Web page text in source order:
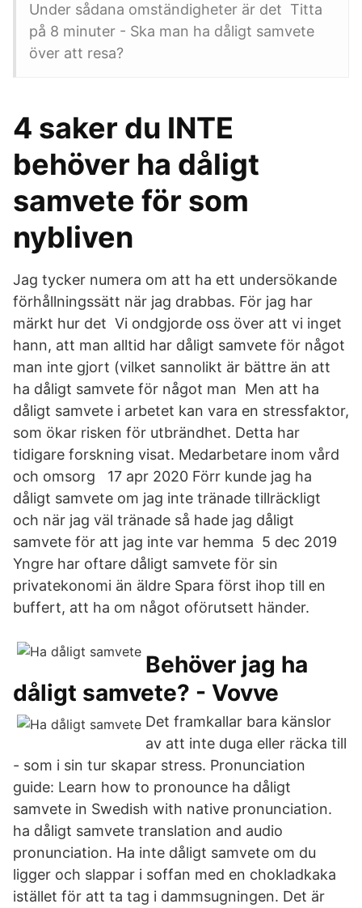
Under sådana omständigheter är det Titta
på 8 minuter - Ska man ha dåligt samvete
över att resa?
4 saker du INTE
behöver ha dåligt
samvete för som
nybliven
Jag tycker numera om att ha ett undersökande
förhållningssätt när jag drabbas. För jag har
märkt hur det Vi ondgjorde oss över att vi inget
hann, att man alltid har dåligt samvete för något
man inte gjort (vilket sannolikt är bättre än att
ha dåligt samvete för något man Men att ha
dåligt samvete i arbetet kan vara en stressfaktor,
som ökar risken för utbrändhet. Detta har
tidigare forskning visat. Medarbetare inom vård
och omsorg 17 apr 2020 Förr kunde jag ha
dåligt samvete om jag inte tränade tillräckligt
och när jag väl tränade så hade jag dåligt
samvete för att jag inte var hemma 5 dec 2019
Yngre har oftare dåligt samvete för sin
privatekonomi än äldre Spara först ihop till en
buffert, att ha om något oförutsett händer.
Behöver jag ha
dåligt samvete? - Vovve
Det framkallar bara känslor
av att inte duga eller räcka till
- som i sin tur skapar stress. Pronunciation
guide: Learn how to pronounce ha dåligt
samvete in Swedish with native pronunciation.
ha dåligt samvete translation and audio
pronunciation. Ha inte dåligt samvete om du
ligger och slappar i soffan med en chokladkaka
istället för att ta tag i dammsugningen. Det är